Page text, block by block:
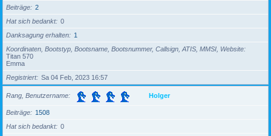
Beiträge
2
Hat sich bedankt
0
Danksagung erhalten
1
Koordinaten, Bootstyp, Bootsname, Bootsnummer, Callsign, ATIS, MMSI, Website
Titan 570
Emma
Registriert
Sa 04 Feb, 2023 16:57
Rang, Benutzername Holger
Beiträge
1508
Hat sich bedankt
0